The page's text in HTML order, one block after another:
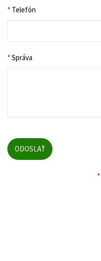
* Telefón
*Správa
*